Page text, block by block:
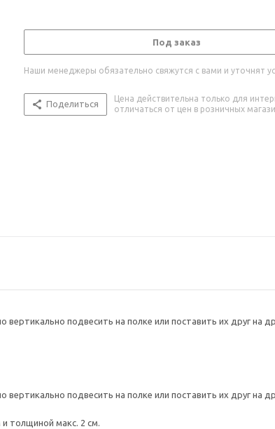
Под заказ
Наши менеджеры обязательно свяжутся с вами и уточнят
Поделиться
Цена действительна только для
отличаться от цен в розничных
подвесить на полке или поставить их друг на
подвесить на полке или поставить их друг на
толщиной макс. 2 см.